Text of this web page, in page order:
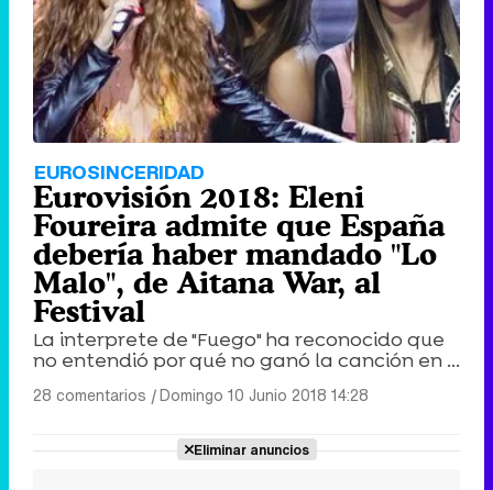
EUROSINCERIDAD
Eurovisión 2018: Eleni
Foureira admite que España
debería haber mandado "Lo
Malo", de Aitana War, al
Festival
La interprete de "Fuego" ha reconocido que
no entendió por qué no ganó la canción en ...
28 comentarios |Domingo 10 Junio 2018 14:28
Eliminar anuncios